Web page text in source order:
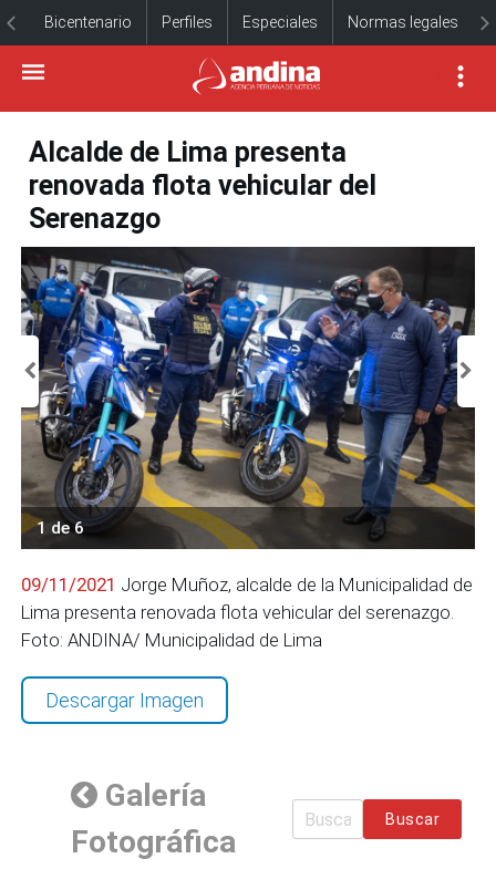
Bicentenario Perfiles Especiales Normas legales
Alcalde de Lima presenta
renovada flota vehicular del
Serenazgo
1 de 6
09/11/2021 Jorge Muñoz, alcalde de la Municipalidad de
Lima presenta renovada flota vehicular del serenazgo.
Foto: ANDINA/ Municipalidad de Lima
Descargar Imagen
Galería
Fotográfica
Buscar